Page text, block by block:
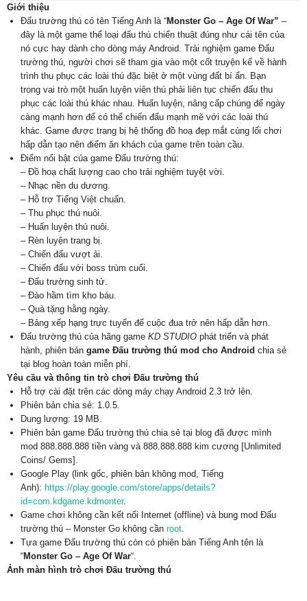
Giới thiệu
Đấu trường thú có tên Tiếng Anh là “Monster Go – Age Of War” –
đây là một game thể loại đấu thú chiến thuật đúng như cái tên của
nó cực hay dành cho dòng máy Android. Trải nghiệm game Đấu
trường thú, người chơi sẽ tham gia vào một cốt truyện kể về hành
trình thu phục các loài thú đặc biệt ở một vùng đất bí ẩn. Bạn
trong vai trò một huấn luyện viên thú phải liên tục chiến đấu thu
phục các loài thú khác nhau. Huấn luyện, nâng cấp chúng để ngày
càng mạnh hơn để có thể chiến đấu mạnh mẽ với các loài thú
khác. Game được trang bị hệ thống đồ hoạ đẹp mắt cùng lối chơi
hấp dẫn tạo nên điểm ăn khách của game trên toàn cầu.
Điểm nổi bật của game Đấu trường thú:
– Đồ hoạ chất lượng cao cho trải nghiệm tuyệt vời.
– Nhạc nền du dương.
– Hỗ trợ Tiếng Việt chuẩn.
– Thu phục thú nuôi.
– Huấn luyện thú nuôi.
– Rèn luyện trang bị.
– Chiến đấu vượt ải.
– Chiến đấu với boss trùm cuối.
– Đấu trường sinh tử.
– Đào hầm tìm kho báu.
– Quà tặng hằng ngày.
– Bảng xếp hạng trực tuyến để cuộc đua trở nên hấp dẫn hơn.
Đấu trường thú của hãng game KD STUDIO phát triển và phát
hành, phiên bản game Đấu trường thú mod cho Android chia sẻ
tại blog hoàn toàn miễn phí.
Yêu cầu và thông tin trò chơi Đấu trường thú
Hỗ trợ cài đặt trên các dòng máy chạy Android 2.3 trở lên.
Phiên bản chia sẻ: 1.0.5.
Dung lượng: 19 MB.
Phiên bản game Đấu trường thú chia sẻ tại blog đã được mình
mod 888.888.888 tiền vàng và 888.888.888 kim cương [Unlimited
Coins/ Gems].
Google Play (link gốc, phiên bản không mod, Tiếng
Anh): https://play.google.com/store/apps/details?
id=com.kdgame.kdmonter.
Game chơi không cần kết nối Internet (offline) và bung mod Đấu
trường thú – Monster Go không cần root.
Tựa game Đấu trường thú còn có phiên bản Tiếng Anh tên là
“Monster Go – Age Of War“.
Ảnh màn hình trò chơi Đấu trường thú